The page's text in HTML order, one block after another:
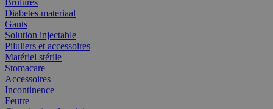
Brûlures
Diabetes materiaal
Gants
Solution injectable
Piluliers et accessoires
Matériel stérile
Stomacare
Accessoires
Incontinence
Feutre